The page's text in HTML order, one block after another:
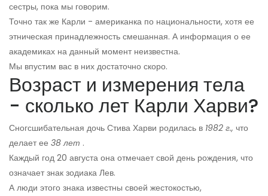
сестры, пока мы говорим.
Точно так же Карли - американка по национальности, хотя ее
этническая принадлежность смешанная. А информация о ее
академиках на данный момент неизвестна.
Мы впустим вас в них достаточно скоро.
Возраст и измерения тела
- сколько лет Карли Харви?
Сногсшибательная дочь Стива Харви родилась в 1982 г., что
делает ее 38 лет .
Каждый год 20 августа она отмечает свой день рождения, что
означает знак зодиака Лев.
А люди этого знака известны своей жестокостью,